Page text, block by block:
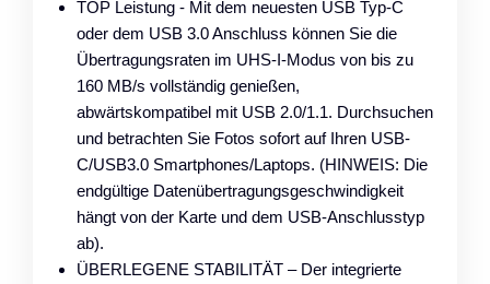
TOP Leistung - Mit dem neuesten USB Typ-C
oder dem USB 3.0 Anschluss können Sie die
Übertragungsraten im UHS-I-Modus von bis zu
160 MB/s vollständig genießen,
abwärtskompatibel mit USB 2.0/1.1. Durchsuchen
und betrachten Sie Fotos sofort auf Ihren USB-
C/USB3.0 Smartphones/Laptops. (HINWEIS: Die
endgültige Datenübertragungsgeschwindigkeit
hängt von der Karte und dem USB-Anschlusstyp
ab).
ÜBERLEGENE STABILITÄT – Der integrierte